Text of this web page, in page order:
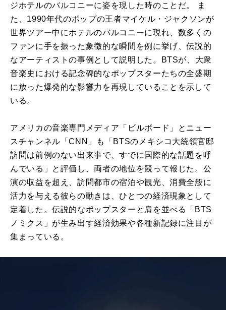
ジホテルのバルコニーに姿を現した時のことだ。 ま
た、1990年代のポップの王者マイケル・ジャクソンが
世界ツアー中にホテルのバルコニーに現れ、数多くの
ファンに手を振った象徴的な瞬間を例に挙げ、伝説的
なアーティストの事例として説明した。BTSが、大衆
音楽史における記念碑的なポップスターたちの全盛期
に放った爆発的な影響力を再現していることを示して
いる。
アメリカの音楽専門メディア「ビルボード」とニュー
スチャンネル「CNN」も「BTSのメキシコ大統領官邸
訪問は前例のない出来事で、すでに国際的な話題を呼
んでいる」と評価し、両者の地位を競って報じた。公
演の収益を超え、訪問都市の宿泊や観光、消費全般に
活力を与える彼らの動きは、ひとつの経済現象として
定着した。伝説的なポップスターと肩を並べる「BTS
ノミクス」が生み出す経済効果や各種新記録に注目が
集まっている。